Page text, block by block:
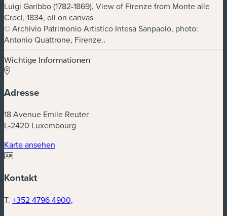
Luigi Garibbo (1782-1869), View of Firenze from Monte alle
Croci, 1834, oil on canvas
© Archivio Patrimonio Artistico Intesa Sanpaolo, photo:
Antonio Quattrone, Firenze..
Wichtige Informationen
Adresse
18 Avenue Emile Reuter
L-2420 Luxembourg
Karte ansehen
Kontakt
T. +352 4796 4900,